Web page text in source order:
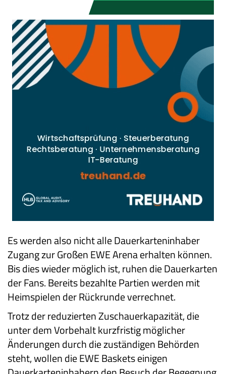
Es werden also nicht alle Dauerkarteninhaber
Zugang zur Großen EWE Arena erhalten können.
Bis dies wieder möglich ist, ruhen die Dauerkarten
der Fans. Bereits bezahlte Partien werden mit
Heimspielen der Rückrunde verrechnet.
Trotz der reduzierten Zuschauerkapazität, die
unter dem Vorbehalt kurzfristig möglicher
Änderungen durch die zuständigen Behörden
steht, wollen die EWE Baskets einigen